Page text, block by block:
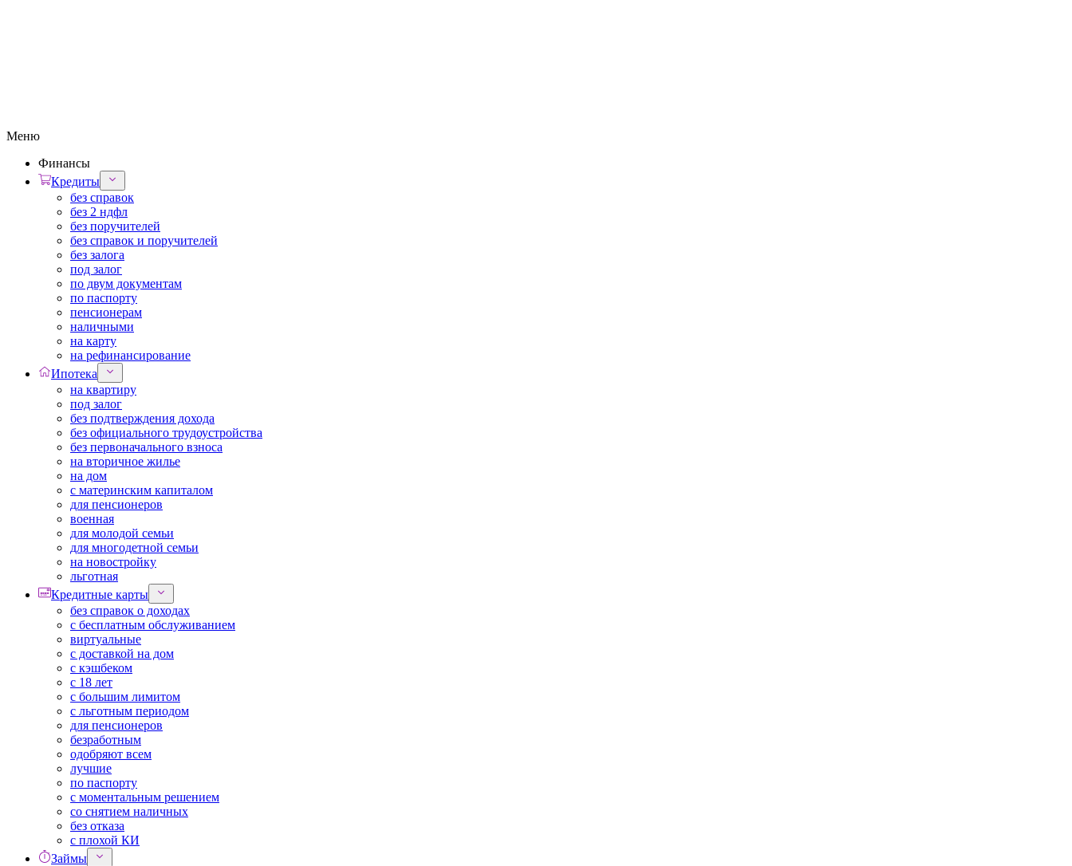
Меню
Финансы
Кредиты
без справок
без 2 ндфл
без поручителей
без справок и поручителей
без залога
под залог
по двум документам
по паспорту
пенсионерам
наличными
на карту
на рефинансирование
Ипотека
на квартиру
под залог
без подтверждения дохода
без официального трудоустройства
без первоначального взноса
на вторичное жилье
на дом
с материнским капиталом
для пенсионеров
военная
для молодой семьи
для многодетной семьи
на новостройку
льготная
Кредитные карты
без справок о доходах
с бесплатным обслуживанием
виртуальные
с доставкой на дом
с кэшбеком
с 18 лет
с большим лимитом
с льготным периодом
для пенсионеров
безработным
одобряют всем
лучшие
по паспорту
с моментальным решением
со снятием наличных
без отказа
с плохой КИ
Займы